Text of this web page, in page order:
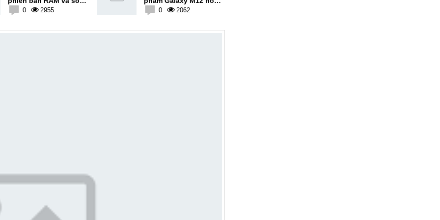
màu lên tới 11
0 2955
Galaxy M62 vào tuần
0 2062